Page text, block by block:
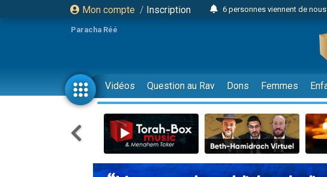
Mon compte / Inscription
6 personnes viennent de
2 personnes viennent de
17 personnes viennent de
4 personnes viennent de
Il reste 49 places pour
23 personnes viennent
Eva vient de donner son
4 personnes viennent de
3 personnes viennent de
Paracha Réé
Vidéos Question au Rav Dons Femmes